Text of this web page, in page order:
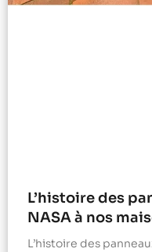
L’histoire des
NASA à nos
L’histoire des